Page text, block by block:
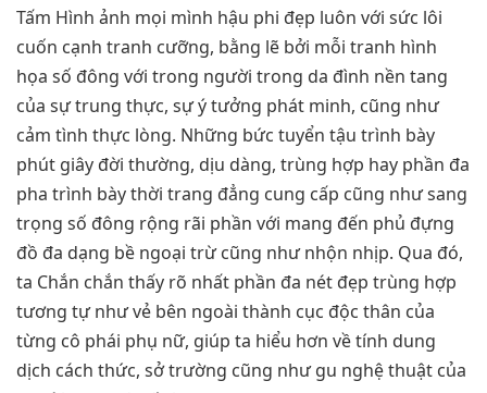
Tấm Hình ảnh mọi mình hậu phi đẹp luôn với sức lôi
cuốn cạnh tranh cưỡng, bằng lẽ bởi mỗi tranh hình
họa số đông với trong người trong da đình nền tang
của sự trung thực, sự ý tưởng phát minh, cũng như
cảm tình thực lòng. Những bức tuyển tậu trình bày
phút giây đời thường, dịu dàng, trùng hợp hay phần đa
pha trình bày thời trang đẳng cung cấp cũng như sang
trọng số đông rộng rãi phần với mang đến phủ đựng
đồ đa dạng bề ngoại trừ cũng như nhộn nhịp. Qua đó,
ta Chắn chắn thấy rõ nhất phần đa nét đẹp trùng hợp
tương tự như vẻ bên ngoài thành cục độc thân của
từng cô phái phụ nữ, giúp ta hiểu hơn về tính dung
dịch cách thức, sở trường cũng như gu nghệ thuật của